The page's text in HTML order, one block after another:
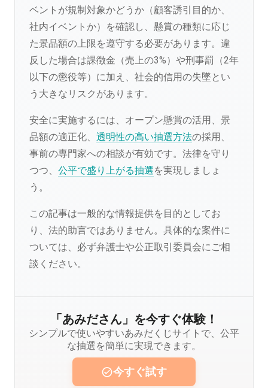
ベントが規制対象かどうか（顧客誘引目的か、
社内イベントか）を確認し、懸賞の種類に応じ
た景品額の上限を遵守する必要があります。違
反した場合は課徴金（売上の3%）や刑事罰（2年
以下の懲役等）に加え、社会的信用の失墜とい
う大きなリスクがあります。
安全に実施するには、オープン懸賞の活用、景
品額の適正化、 透明性の高い抽選方法の採用、
事前の専門家への相談が有効です。法律を守り
つつ、 公平で盛り上がる抽選を実現しましょ
う。
この記事は一般的な情報提供を目的としてお
り、法的助言ではありません。具体的な案件に
ついては、必ず弁護士や公正取引委員会にご相
談ください。
「あみださん」を今すぐ体験！
シンプルで使いやすいあみだくじサイトで、公平
な抽選を簡単に実現できます。
今すぐ試す